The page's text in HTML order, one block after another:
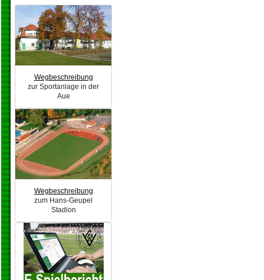
Wegbeschreibung
zur Sportanlage in der
Aue
Wegbeschreibung
zum Hans-Geupel
Stadion